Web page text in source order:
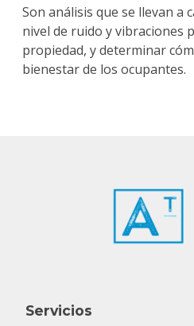
Son análisis que se llevan a
nivel de ruido y vibraciones
propiedad, y determinar
bienestar de los ocupantes.
Servicios